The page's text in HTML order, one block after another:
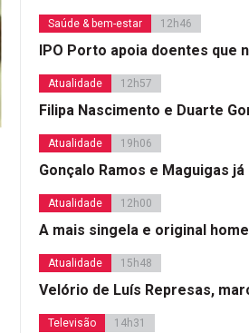
Saúde & bem-estar 12h46
IPO Porto apoia doentes
Atualidade 12h57
Filipa Nascimento e Duarte
Atualidade 19h06
Gonçalo Ramos e Maguigas
Atualidade 12h00
A mais singela e original
Atualidade 15h48
Velório de Luís Represas,
Televisão 14h31